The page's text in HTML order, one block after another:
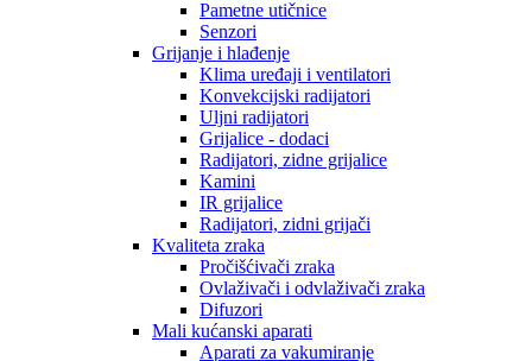
Pametne utičnice
Senzori
Grijanje i hlađenje
Klima uređaji i ventilatori
Konvekcijski radijatori
Uljni radijatori
Grijalice - dodaci
Radijatori, zidne grijalice
Kamini
IR grijalice
Radijatori, zidni grijači
Kvaliteta zraka
Pročišćivači zraka
Ovlaživači i odvlaživači zraka
Difuzori
Mali kućanski aparati
Aparati za vakumiranje